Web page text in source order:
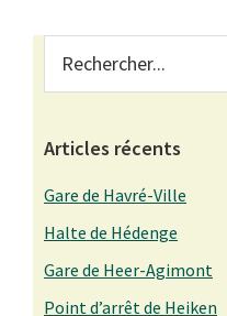
Primary
Sidebar
Articles récents
Gare de Havré-Ville
Halte de Hédenge
Gare de Heer-Agimont
Point d’arrêt de Heiken